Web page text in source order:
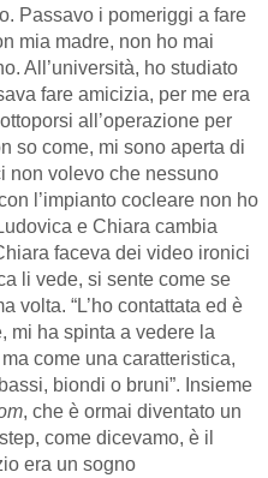
Passavo i pomeriggi a fare
mia madre, non ho mai
All’università, ho studiato
fare amicizia, per me era
all’operazione per
so come, mi sono aperta di
non volevo che nessuno
l’impianto cocleare non ho
e Chiara cambia
faceva dei video ironici
li vede, si sente come se
volta. “L’ho contattata ed è
mi ha spinta a vedere la
come una caratteristica,
biondi o bruni”. Insieme
, che è ormai diventato un
come dicevamo, è il
era un sogno